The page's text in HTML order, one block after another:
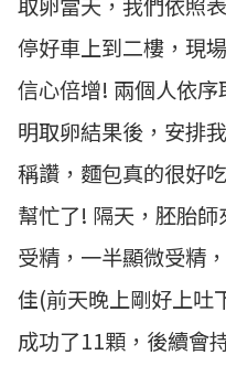
停好車上到二樓，現
信心倍增! 兩個人依
明取卵結果後，安排
稱讚，麵包真的很好
幫忙了! 隔天，胚胎
受精，一半顯微受精
佳(前天晚上剛好上吐
成功了11顆，後續會